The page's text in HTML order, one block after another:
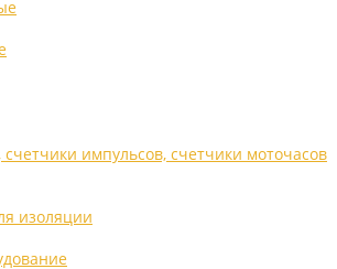
импульсов, счетчики моточасов
изоляции